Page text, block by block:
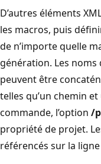
D’autres éléments
les macros, puis
de n’importe quelle
génération. Les
peuvent être
telles qu’un chemin
commande, l’option /
propriété de projet.
référencés sur la